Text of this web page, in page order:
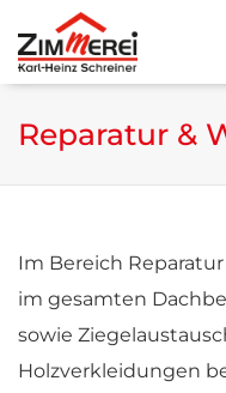
Reparatur &
Im Bereich
im gesamten
sowie
Holzverkleidungen